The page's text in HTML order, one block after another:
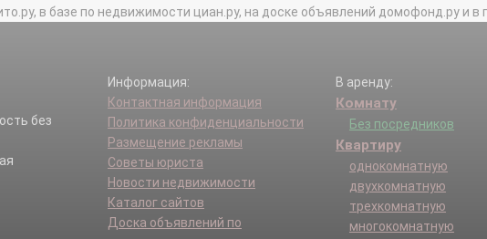
в базе по недвижимости циан.ру, на доске объявлений домофонд.ру и в
без
Информация:
Контактная информация
Политика конфиденциальности
Размещение рекламы
Советы юриста
Новости недвижимости
Каталог сайтов
Доска объявлений по
В аренду:
Комнату
Без посредников
Квартиру
однокомнатную
двухкомнатную
трехкомнатную
многокомнатную